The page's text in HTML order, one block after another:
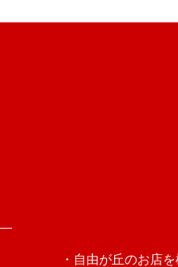
・自由が丘のお店